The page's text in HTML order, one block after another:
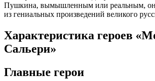
Пушкина, вымышленным или реальным,
из гениальных произведений великого
Характеристика героев
Сальери»
Главные герои